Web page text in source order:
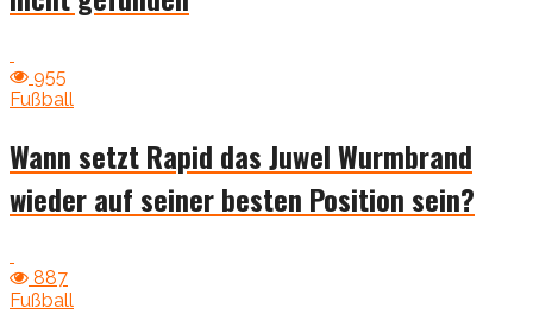
955
Fußball
Wann setzt Rapid das Juwel Wurmbrand
wieder auf seiner besten Position sein?
887
Fußball